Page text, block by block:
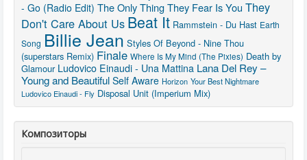
- Go (Radio Edit) The Only Thing They Fear Is You They
Don't Care About Us Beat It Rammstein - Du Hast Earth
Song Billie Jean Styles Of Beyond - Nine Thou
(superstars Remix) Finale Where Is My Mind (The Pixies) Death by
Glamour Ludovico Einaudi - Una Mattina Lana Del Rey –
Young and Beautiful Self Aware Horizon Your Best Nightmare
Ludovico Einaudi - Fly Disposal Unit (Imperium Mix)
Композиторы